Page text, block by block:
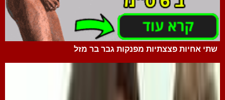
שתי אחיות פצצתיות מפנקות גבר בר מזל